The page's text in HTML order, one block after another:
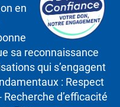
en
sa reconnaissance
qui s’engagent
: Respect
d’efficacité